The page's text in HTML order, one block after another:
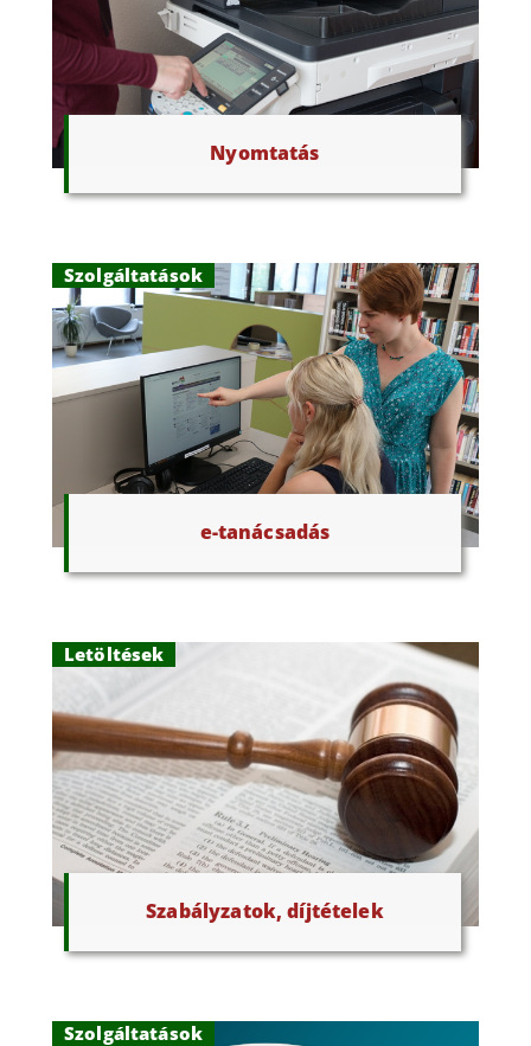
Nyomtatás
Szolgáltatások
e-tanácsadás
Letöltések
Szabályzatok, díjtételek
Szolgáltatások